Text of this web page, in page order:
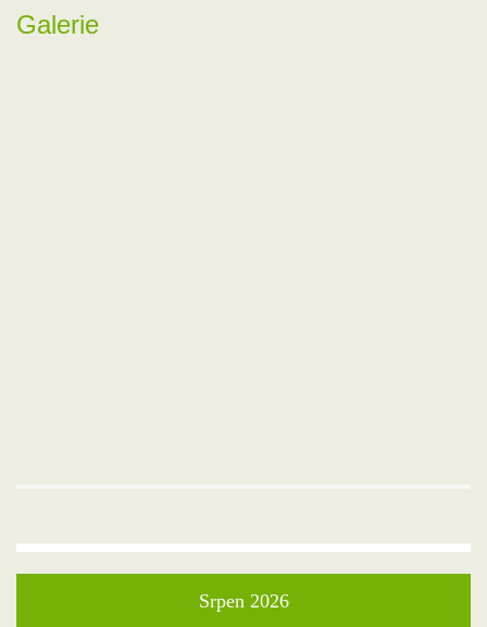
Galerie
Srpen 2026